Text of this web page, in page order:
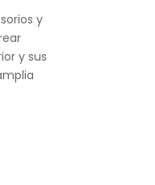
y
y sus